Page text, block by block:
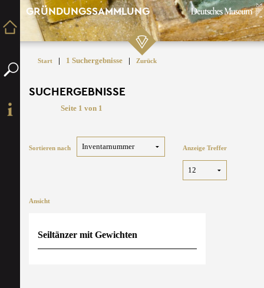
GRÜNDUNGSSAMMLUNG
Start | 1 Suchergebnisse | Zurück
SUCHERGEBNISSE
Seite 1 von 1
Sortieren nach Anzeige Treffer
Ansicht
Seiltänzer mit Gewichten